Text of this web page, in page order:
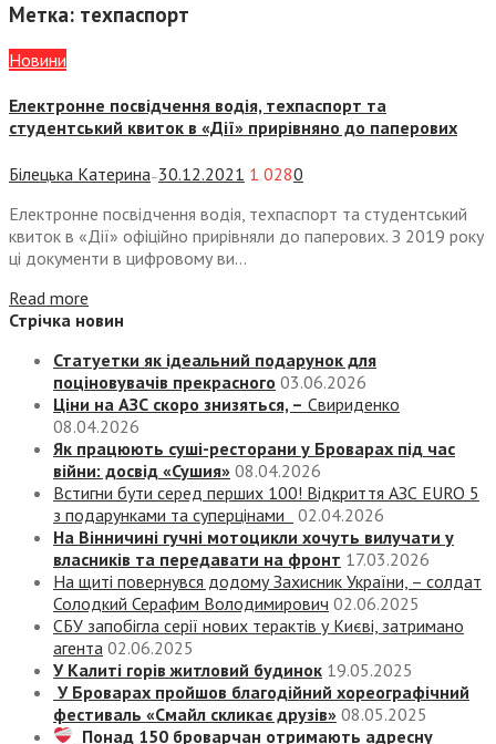
Метка: техпаспорт
Новини
Електронне посвідчення водія, техпаспорт та
студентський квиток в «Дії» прирівняно до паперових
Білецька Катерина — 30.12.2021 1 0280
Електронне посвідчення водія, техпаспорт та студентський
квиток в «Дії» офіційно прирівняли до паперових. З 2019 року
ці документи в цифровому ви...
Read more
Стрічка новин
Статуетки як ідеальний подарунок для
поціновувачів прекрасного 03.06.2026
Ціни на АЗС скоро знизяться, – Свириденко
08.04.2026
Як працюють суші-ресторани у Броварах під час
війни: досвід «Сушия» 08.04.2026
Встигни бути серед перших 100! Відкриття АЗС EURO 5
з подарунками та суперцінами
02.04.2026
На Вінничині гучні мотоцикли хочуть вилучати у
власників та передавати на фронт 17.03.2026
На щиті повернувся додому Захисник України, – солдат
Солодкий Серафим Володимирович 02.06.2025
СБУ запобігла серії нових терактів у Києві, затримано
агента 02.06.2025
У Калиті горів житловий будинок 19.05.2025
У Броварах пройшов благодійний хореографічний
фестиваль «Смайл скликає друзів» 08.05.2025
Понад 150 броварчан отримають адресну